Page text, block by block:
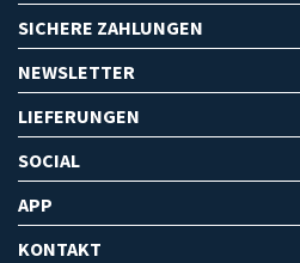
SICHERE ZAHLUNGEN
NEWSLETTER
LIEFERUNGEN
SOCIAL
APP
KONTAKT